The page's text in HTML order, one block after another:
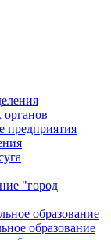
"город
образование
образование